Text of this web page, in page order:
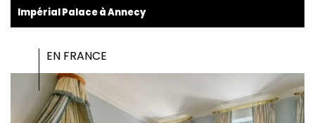
Impérial Palace à Annecy
EN FRANCE